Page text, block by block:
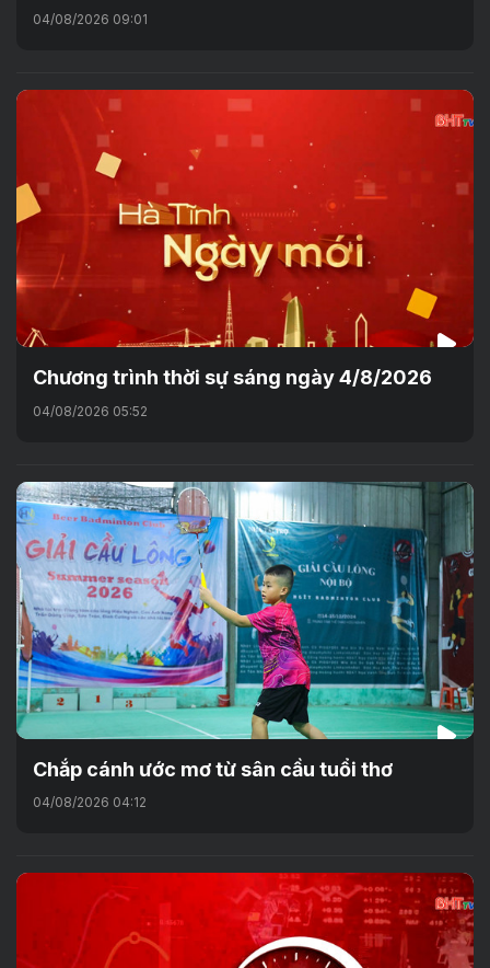
04/08/2026 09:01
Chương trình thời sự sáng ngày 4/8/2026
04/08/2026 05:52
Chắp cánh ước mơ từ sân cầu tuổi thơ
04/08/2026 04:12